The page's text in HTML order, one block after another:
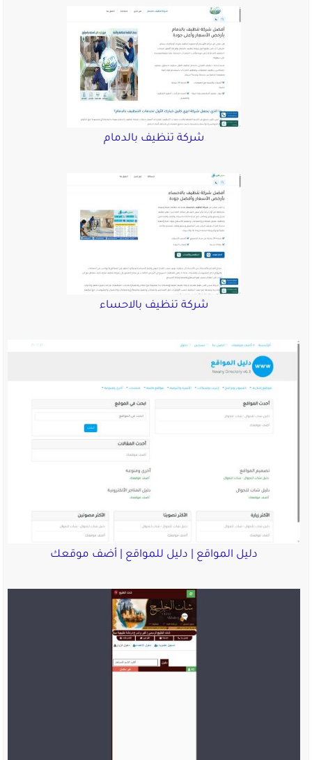
شركة تنظيف بالدمام
شركة تنظيف بالاحساء
دليل المواقع | دليل للمواقع | أضف موقعك